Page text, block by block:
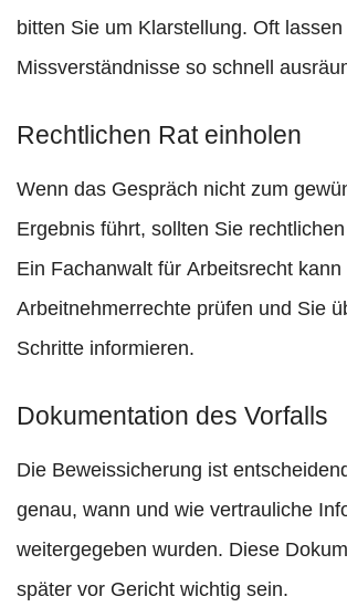
bitten Sie um Klarstellung. Oft lassen
Missverständnisse so schnell
Rechtlichen Rat einholen
Wenn das Gespräch nicht zum
Ergebnis führt, sollten Sie
Ein Fachanwalt für Arbeitsrecht kann
Arbeitnehmerrechte prüfen und Sie
Schritte informieren.
Dokumentation des Vorfalls
Die Beweissicherung ist
genau, wann und wie vertrauliche
weitergegeben wurden. Diese
später vor Gericht wichtig sein.